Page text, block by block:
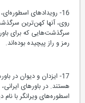
16- رویدادهای اسطوره‌ای،
روی، آنها کهن‌ترین
سرگذشت‌هایی که برای
رمز و راز پیچیده بوده‌اند.
17- ایزدان و دیوان در
هستند. در باورهای ایرانی،
اسطوره‌های ویرانگر با نام